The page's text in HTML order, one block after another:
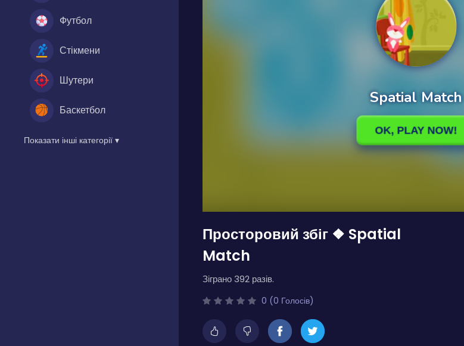
Футбол
Стікмени
Шутери
Баскетбол
Показати інші категорії ▾
Просторовий збіг ❖ Spatial
Match
Зіграно 392 разів.
0 (0 Голосів)